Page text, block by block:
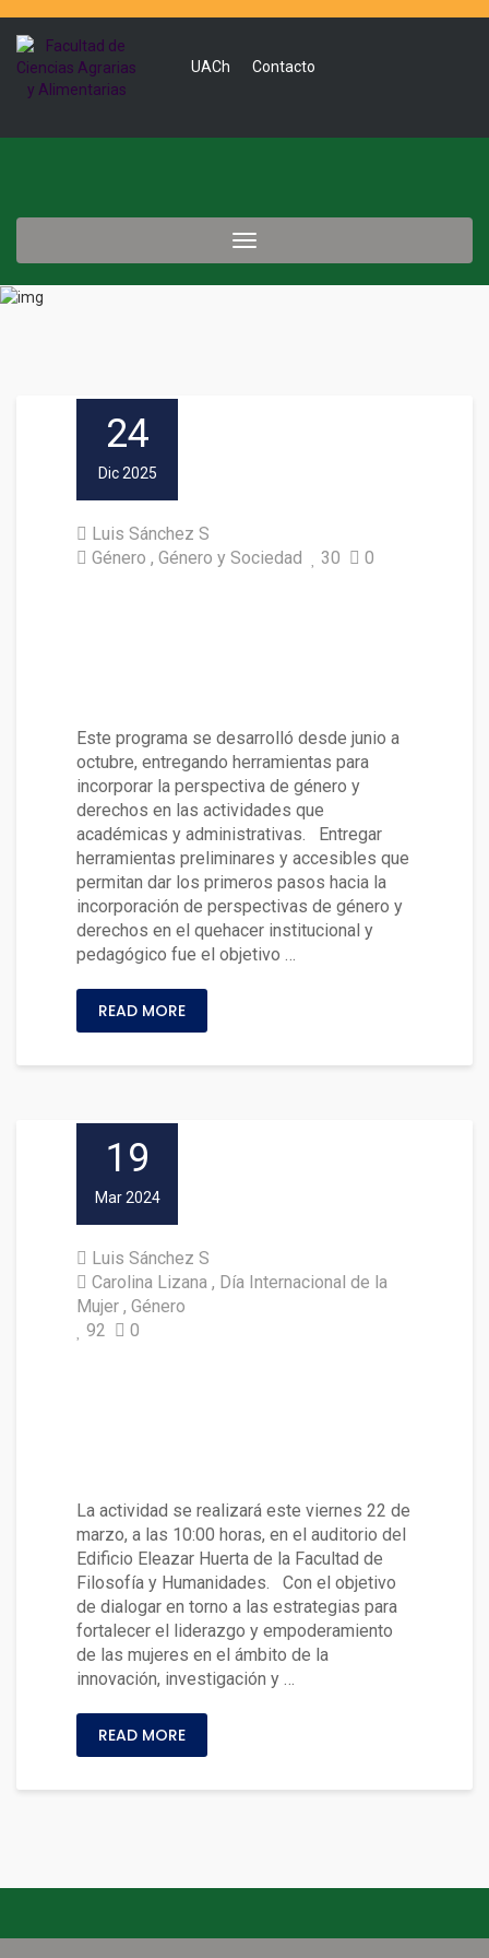
UACh Contacto
Toggle
navigation
24
Dic 2025
Luis Sánchez S
Género
Género y Sociedad 30 0
Este programa se desarrolló desde junio a
octubre, entregando herramientas para
incorporar la perspectiva de género y
derechos en las actividades que
académicas y administrativas. Entregar
herramientas preliminares y accesibles que
permitan dar los primeros pasos hacia la
incorporación de perspectivas de género y
derechos en el quehacer institucional y
pedagógico fue el objetivo …
READ MORE
19
Mar 2024
Luis Sánchez S
Carolina Lizana
Día Internacional de la
Mujer Género
92
0
La actividad se realizará este viernes 22 de
marzo, a las 10:00 horas, en el auditorio del
Edificio Eleazar Huerta de la Facultad de
Filosofía y Humanidades. Con el objetivo
de dialogar en torno a las estrategias para
fortalecer el liderazgo y empoderamiento
de las mujeres en el ámbito de la
innovación, investigación y …
READ MORE